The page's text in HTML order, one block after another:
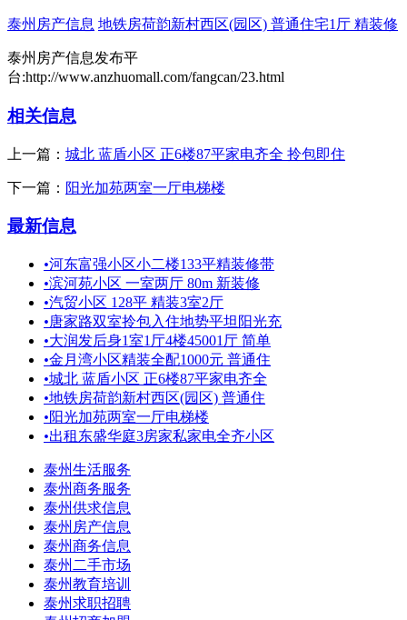
泰州房产信息 地铁房荷韵新村西区(园区) 普通住宅1厅 精装修
泰州房产信息发布平
台:http://www.anzhuomall.com/fangcan/23.html
相关信息
上一篇： 城北 蓝盾小区 正6楼87平家电齐全 拎包即住
下一篇： 阳光加苑两室一厅电梯楼
最新信息
•河东富强小区小二楼133平精装修带
•滨河苑小区 一室两厅 80m 新装修
•汽贸小区 128平 精装3室2厅
•唐家路双室拎包入住地势平坦阳光充
•大润发后身1室1厅4楼45001厅 简单
•金月湾小区精装全配1000元 普通住
•城北 蓝盾小区 正6楼87平家电齐全
•地铁房荷韵新村西区(园区) 普通住
•阳光加苑两室一厅电梯楼
•出租东盛华庭3房家私家电全齐小区
泰州生活服务
泰州商务服务
泰州供求信息
泰州房产信息
泰州商务信息
泰州二手市场
泰州教育培训
泰州求职招聘